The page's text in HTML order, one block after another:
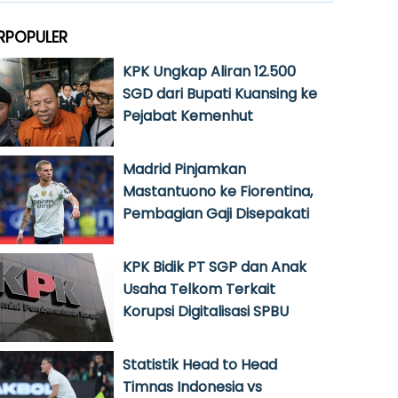
KPK Ungkap Aliran 12.500
SGD dari Bupati Kuansing ke
Pejabat Kemenhut
Madrid Pinjamkan
Mastantuono ke Fiorentina,
Pembagian Gaji Disepakati
KPK Bidik PT SGP dan Anak
Usaha Telkom Terkait
Korupsi Digitalisasi SPBU
Statistik Head to Head
Timnas Indonesia vs